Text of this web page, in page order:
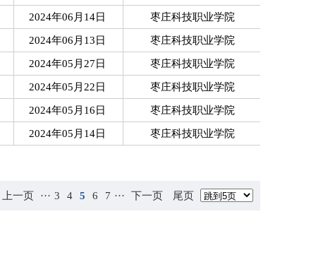
2024年06月14日 枣庄科技职业学院
2024年06月13日 枣庄科技职业学院
2024年05月27日 枣庄科技职业学院
2024年05月22日 枣庄科技职业学院
2024年05月16日 枣庄科技职业学院
2024年05月14日 枣庄科技职业学院
上一页 ··· 3 4 5 6 7 ··· 下一页 尾页